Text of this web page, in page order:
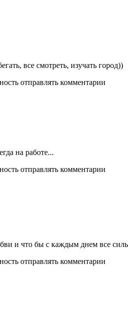
все смотреть, изучать город))
отправлять комментарии
на работе...
отправлять комментарии
и что бы с каждым днем все
отправлять комментарии